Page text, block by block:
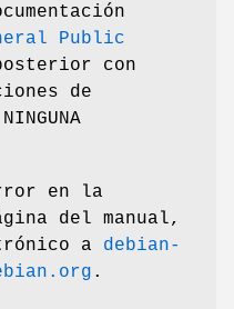
Public
con
de
en la
del manual,
a debian-
.